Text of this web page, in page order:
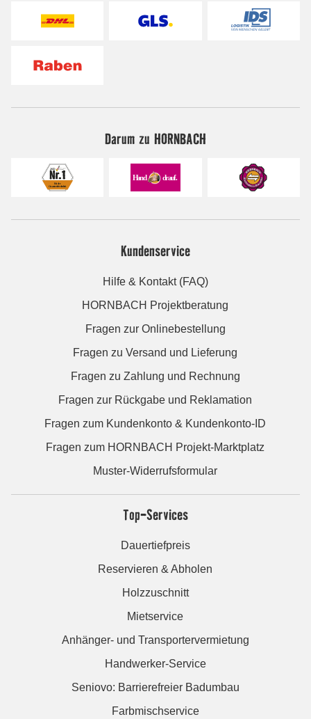
Darum zu HORNBACH
Kundenservice
Hilfe & Kontakt (FAQ)
HORNBACH Projektberatung
Fragen zur Onlinebestellung
Fragen zu Versand und Lieferung
Fragen zu Zahlung und Rechnung
Fragen zur Rückgabe und Reklamation
Fragen zum Kundenkonto & Kundenkonto-ID
Fragen zum HORNBACH Projekt-Marktplatz
Muster-Widerrufsformular
Top-Services
Dauertiefpreis
Reservieren & Abholen
Holzzuschnitt
Mietservice
Anhänger- und Transportervermietung
Handwerker-Service
Seniovo: Barrierefreier Badumbau
Farbmischservice